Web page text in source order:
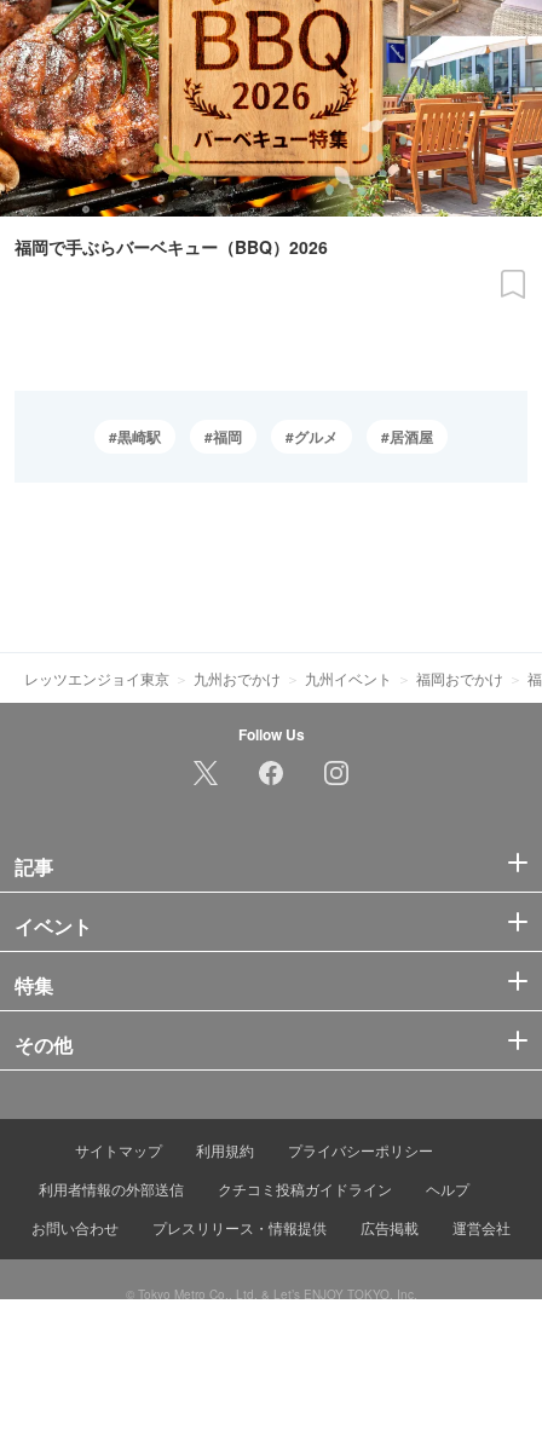
福岡で手ぶらバーベキュー（BBQ）2026
黒崎駅 福岡 グルメ 居酒屋
レッツエンジョイ東京 九州おでかけ 九州イベント 福岡おでかけ
Follow Us
記事
イベント
特集
その他
サイトマップ 利用規約
プライバシーポリシー
利用者情報の外部送信
クチコミ投稿ガイドライン
ヘルプ
お問い合わせ
プレスリリース・情報提供 広告掲載 運営会社
© Tokyo Metro Co., Ltd. & Let’s ENJOY TOKYO, Inc.